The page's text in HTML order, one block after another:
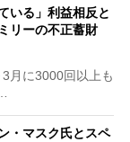
いる」利益相反と
リーの不正蓄財
月に3000回以上も
・マスク氏とスペ